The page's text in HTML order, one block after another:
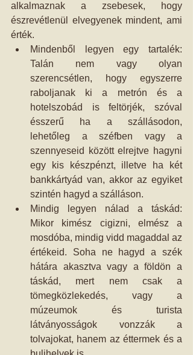
alkalmaznak a zsebesek, hogy
észrevétlenül elvegyenek mindent, ami
érték.
Mindenből legyen egy tartalék:
Talán nem vagy olyan
szerencsétlen, hogy egyszerre
raboljanak ki a metrón és a
hotelszobád is feltörjék, szóval
ésszerű ha a szállásodon,
lehetőleg a széfben vagy a
szennyeseid között elrejtve hagyni
egy kis készpénzt, illetve ha két
bankkártyád van, akkor az egyiket
szintén hagyd a szálláson.
Mindig legyen nálad a táskád:
Mikor kimész cigizni, elmész a
mosdóba, mindig vidd magaddal az
értékeid. Soha ne hagyd a szék
hátára akasztva vagy a földön a
táskád, mert nem csak a
tömegközlekedés, vagy a
múzeumok és turista
látványosságok vonzzák a
tolvajokat, hanem az éttermek és a